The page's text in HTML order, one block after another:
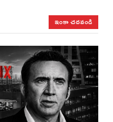
ఇంకా చదవండి